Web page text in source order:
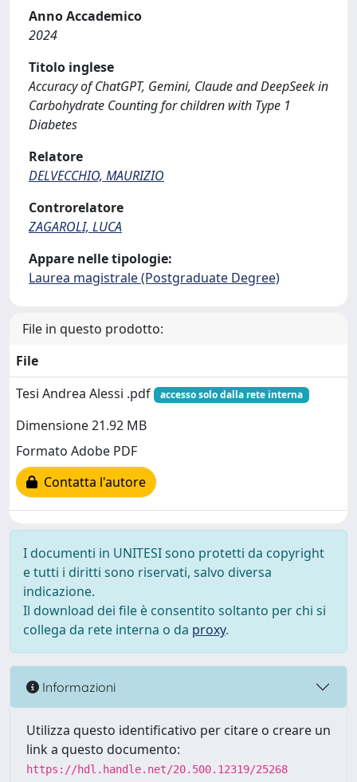
Anno Accademico
2024
Titolo inglese
Accuracy of ChatGPT, Gemini, Claude and DeepSeek in
Carbohydrate Counting for children with Type 1
Diabetes
Relatore
DELVECCHIO, MAURIZIO
Controrelatore
ZAGAROLI, LUCA
Appare nelle tipologie:
Laurea magistrale (Postgraduate Degree)
File in questo prodotto:
File
Tesi Andrea Alessi .pdf
accesso solo dalla rete interna
Dimensione 21.92 MB
Formato Adobe PDF
Contatta l'autore
I documenti in UNITESI sono protetti da copyright
e tutti i diritti sono riservati, salvo diversa
indicazione.
Il download dei file è consentito soltanto per chi si
collega da rete interna o da proxy.
Informazioni
Utilizza questo identificativo per citare o creare un
link a questo documento:
https://hdl.handle.net/20.500.12319/25268